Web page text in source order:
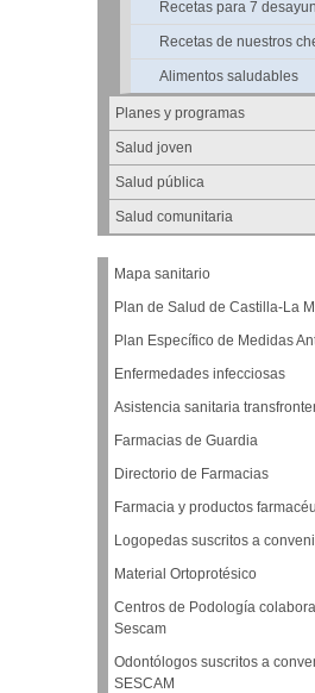
Recetas para 7
Recetas de nuestros
Alimentos saludables
Planes y programas
Salud joven
Salud pública
Salud comunitaria
Mapa sanitario
Plan de Salud de Castilla-La
Plan Específico de Medidas
Enfermedades infecciosas
Asistencia sanitaria
Farmacias de Guardia
Directorio de Farmacias
Farmacia y productos
Logopedas suscritos a
Material Ortoprotésico
Centros de Podología
Sescam
Odontólogos suscritos a
SESCAM